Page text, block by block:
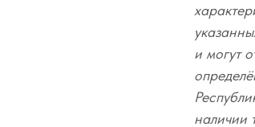
и могут
наличии